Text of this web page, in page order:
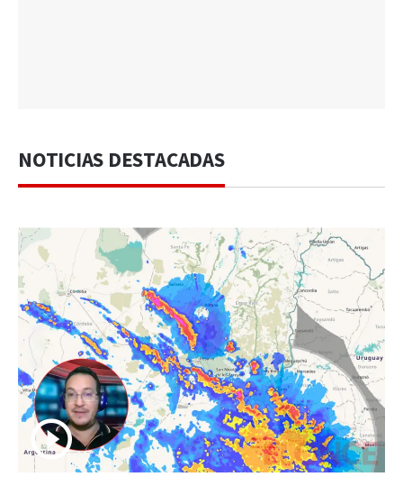
NOTICIAS DESTACADAS